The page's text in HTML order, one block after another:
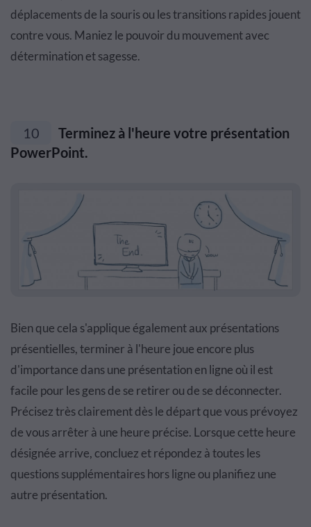
déplacements de la souris ou les transitions rapides jouent
contre vous. Maniez le pouvoir du mouvement avec
détermination et sagesse.
10
Terminez à l'heure votre présentation
PowerPoint.
Bien que cela s'applique également aux présentations
présentielles, terminer à l'heure joue encore plus
d'importance dans une présentation en ligne où il est
facile pour les gens de se retirer ou de se déconnecter.
Précisez très clairement dès le départ que vous prévoyez
de vous arrêter à une heure précise. Lorsque cette heure
désignée arrive, concluez et répondez à toutes les
questions supplémentaires hors ligne ou planifiez une
autre présentation.